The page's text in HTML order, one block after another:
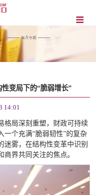
变局下的“脆弱增长”
14:01
格局深刻重塑，财政可持续
一个充满“脆弱韧性”的复杂
迷雾，在结构性变革中识别
界共同关注的焦点。